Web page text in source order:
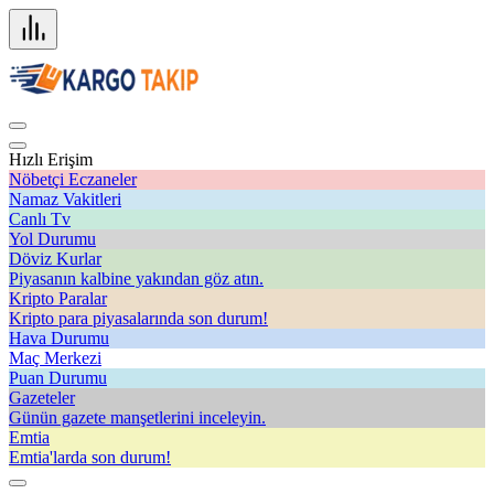
Hızlı Erişim
Nöbetçi Eczaneler
Namaz Vakitleri
Canlı Tv
Yol Durumu
Döviz Kurlar
Piyasanın kalbine yakından göz atın.
Kripto Paralar
Kripto para piyasalarında son durum!
Hava Durumu
Maç Merkezi
Puan Durumu
Gazeteler
Günün gazete manşetlerini inceleyin.
Emtia
Emtia'larda son durum!